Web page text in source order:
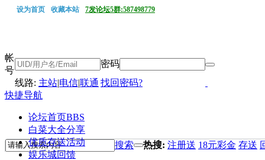
设为首页 收藏本站 7发论坛5群:587498779
帐
号
密码
线路: 主站|电信|联通 找回密码?
快捷导航
论坛首页BBS
白菜大全分享
优质存送活动
娱乐城回馈
搜索 热搜: 注册送 18元彩金 存送